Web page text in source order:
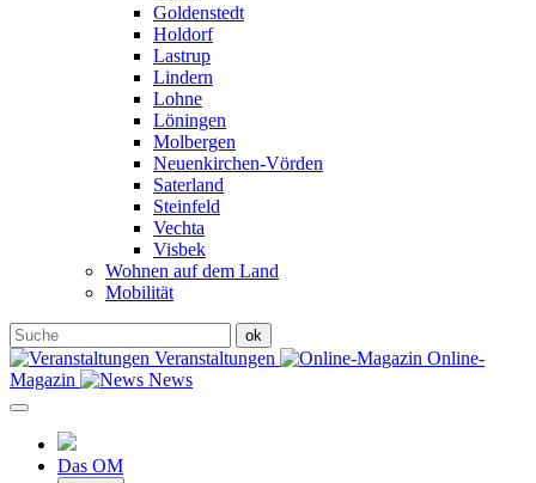
Goldenstedt
Holdorf
Lastrup
Lindern
Lohne
Löningen
Molbergen
Neuenkirchen-Vörden
Saterland
Steinfeld
Vechta
Visbek
Wohnen auf dem Land
Mobilität
Veranstaltungen
Online-
Magazin
News
Das OM